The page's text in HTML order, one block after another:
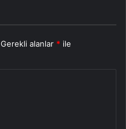
Gerekli alanlar * ile